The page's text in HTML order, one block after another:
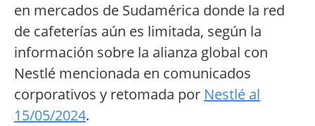
en mercados de Sudamérica donde la red
de cafeterías aún es limitada, según la
información sobre la alianza global con
Nestlé mencionada en comunicados
corporativos y retomada por Nestlé al
15/05/2024.